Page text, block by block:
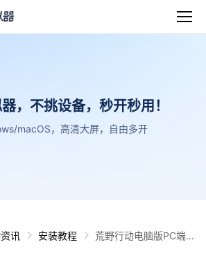
，不挑设备，秒开秒用！
macOS，高清大屏，自由多开
讯 安装教程
荒野行动电脑版PC端